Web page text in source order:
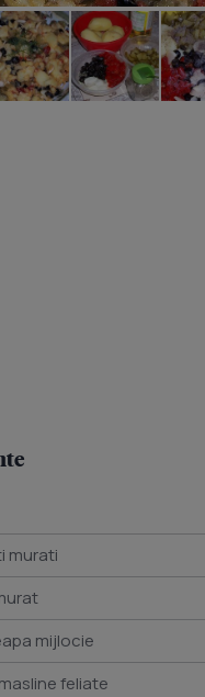
murati
mijlocie
feliate